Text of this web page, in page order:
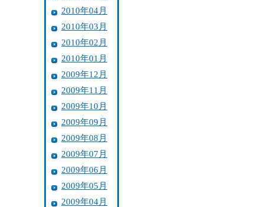
2010年04月
2010年03月
2010年02月
2010年01月
2009年12月
2009年11月
2009年10月
2009年09月
2009年08月
2009年07月
2009年06月
2009年05月
2009年04月